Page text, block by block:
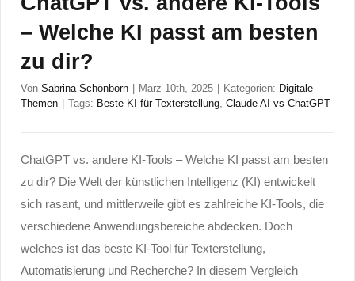
– Welche KI passt am besten
zu dir?
Von Sabrina Schönborn März 10th, 2025 Kategorien: Digitale
Themen
Tags: Beste KI für Texterstellung Claude AI vs ChatGPT
ChatGPT vs. andere KI-Tools – Welche KI passt am besten
zu dir? Die Welt der künstlichen Intelligenz (KI) entwickelt
sich rasant, und mittlerweile gibt es zahlreiche KI-Tools, die
verschiedene Anwendungsbereiche abdecken. Doch
welches ist das beste KI-Tool für Texterstellung,
Automatisierung und Recherche? In diesem Vergleich